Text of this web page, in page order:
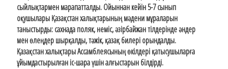
сыйлықтармен марапатталды. Ойыннан кейін 5-7 сынып
оқушылары Қазақстан халықтарының мәдени мұраларын
таныстырды: сахнада поляк, неміс, әзірбайжан тілдерінде әндер
мен өлеңдер шырқалды, тәжік, қазақ билері орындалды.
Қазақстан халықтары Ассамблеясының өкілдері қатысушыларға
ұйымдастырылған іс-шара үшін алғыстарын білдірді.